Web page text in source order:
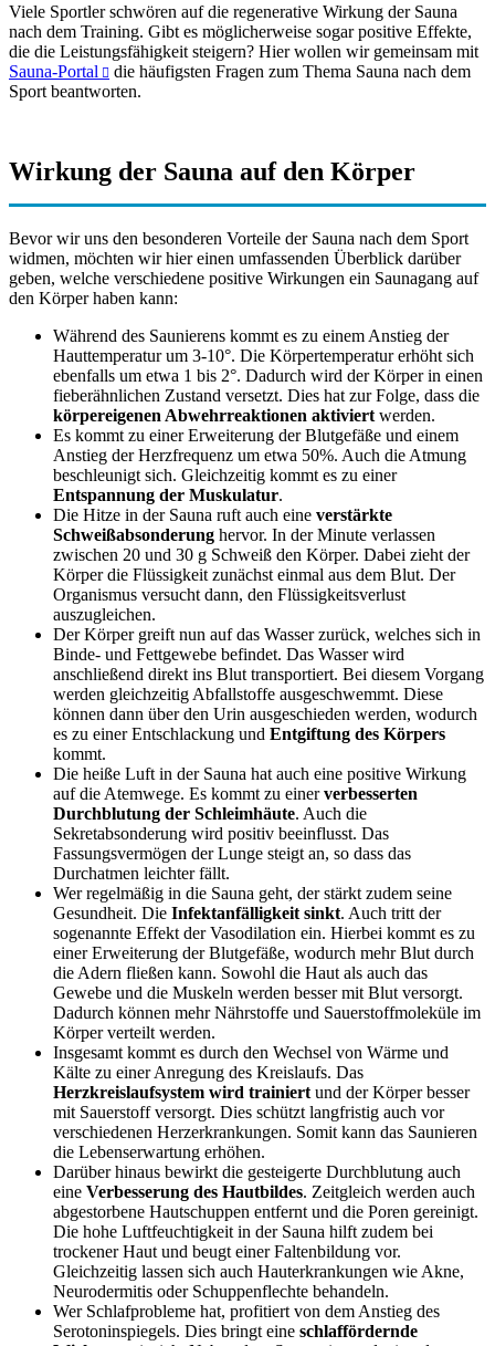
Viele Sportler schwören auf die regenerative Wirkung der Sauna
nach dem Training. Gibt es möglicherweise sogar positive Effekte,
die die Leistungsfähigkeit steigern? Hier wollen wir gemeinsam mit
Sauna-Portal
die häufigsten Fragen zum Thema Sauna nach dem
Sport beantworten.
Wirkung der Sauna auf den Körper
Bevor wir uns den besonderen Vorteile der Sauna nach dem Sport
widmen, möchten wir hier einen umfassenden Überblick darüber
geben, welche verschiedene positive Wirkungen ein Saunagang auf
den Körper haben kann:
Während des Saunierens kommt es zu einem Anstieg der
Hauttemperatur um 3-10°. Die Körpertemperatur erhöht sich
ebenfalls um etwa 1 bis 2°. Dadurch wird der Körper in einen
fieberähnlichen Zustand versetzt. Dies hat zur Folge, dass die
körpereigenen Abwehrreaktionen aktiviert werden.
Es kommt zu einer Erweiterung der Blutgefäße und einem
Anstieg der Herzfrequenz um etwa 50%. Auch die Atmung
beschleunigt sich. Gleichzeitig kommt es zu einer
Entspannung der Muskulatur.
Die Hitze in der Sauna ruft auch eine verstärkte
Schweißabsonderung hervor. In der Minute verlassen
zwischen 20 und 30 g Schweiß den Körper. Dabei zieht der
Körper die Flüssigkeit zunächst einmal aus dem Blut. Der
Organismus versucht dann, den Flüssigkeitsverlust
auszugleichen.
Der Körper greift nun auf das Wasser zurück, welches sich in
Binde- und Fettgewebe befindet. Das Wasser wird
anschließend direkt ins Blut transportiert. Bei diesem Vorgang
werden gleichzeitig Abfallstoffe ausgeschwemmt. Diese
können dann über den Urin ausgeschieden werden, wodurch
es zu einer Entschlackung und Entgiftung des Körpers
kommt.
Die heiße Luft in der Sauna hat auch eine positive Wirkung
auf die Atemwege. Es kommt zu einerverbesserten
Durchblutung der Schleimhäute. Auch die
Sekretabsonderung wird positiv beeinflusst. Das
Fassungsvermögen der Lunge steigt an, so dass das
Durchatmen leichter fällt.
Wer regelmäßig in die Sauna geht, der stärkt zudem seine
Gesundheit. Die Infektanfälligkeit sinkt. Auch tritt der
sogenannte Effekt der Vasodilation ein. Hierbei kommt es zu
einer Erweiterung der Blutgefäße, wodurch mehr Blut durch
die Adern fließen kann. Sowohl die Haut als auch das
Gewebe und die Muskeln werden besser mit Blut versorgt.
Dadurch können mehr Nährstoffe und Sauerstoffmoleküle im
Körper verteilt werden.
Insgesamt kommt es durch den Wechsel von Wärme und
Kälte zu einer Anregung des Kreislaufs. Das
Herzkreislaufsystem wird trainiert und der Körper besser
mit Sauerstoff versorgt. Dies schützt langfristig auch vor
verschiedenen Herzerkrankungen. Somit kann das Saunieren
die Lebenserwartung erhöhen.
Darüber hinaus bewirkt die gesteigerte Durchblutung auch
eine Verbesserung des Hautbildes. Zeitgleich werden auch
abgestorbene Hautschuppen entfernt und die Poren gereinigt.
Die hohe Luftfeuchtigkeit in der Sauna hilft zudem bei
trockener Haut und beugt einer Faltenbildung vor.
Gleichzeitig lassen sich auch Hauterkrankungen wie Akne,
Neurodermitis oder Schuppenflechte behandeln.
Wer Schlafprobleme hat, profitiert von dem Anstieg des
Serotoninspiegels. Dies bringt eine schlaffördernde